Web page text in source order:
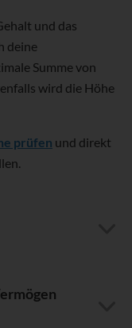
und das
deine
Summe von
wird die Höhe
prüfen und direkt